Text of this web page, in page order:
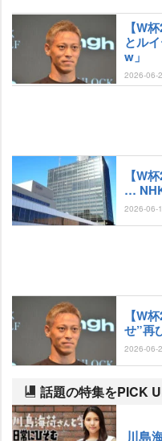
【W
とル
w」
2026-06-
【W
…
2026-06-
【W
せ”再
2026-06-
話題の特集をPICK
川島